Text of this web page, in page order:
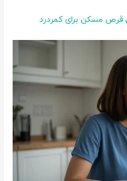
قرص مسکن برای کمردرد